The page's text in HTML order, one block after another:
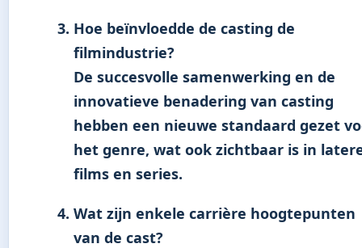
Hoe beïnvloedde de casting de
filmindustrie?
De succesvolle samenwerking en de
innovatieve benadering van casting
hebben een nieuwe standaard gezet
het genre, wat ook zichtbaar is in
films en series.
Wat zijn enkele carrière hoogtepunten
van de cast?